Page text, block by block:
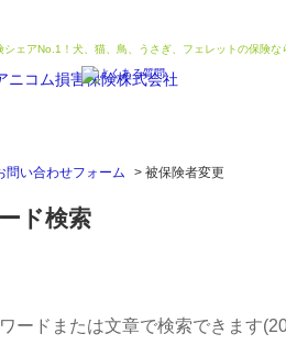
シェアNo.1！犬、猫、鳥、うさぎ、フェレットの保険な
問い合わせフォーム > 被保険者変更
ド検索
ードまたは文章で検索できます